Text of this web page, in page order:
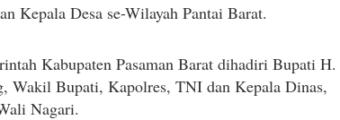
Kepala Desa se-Wilayah Pantai Barat.
Kabupaten Pasaman Barat dihadiri Bupati H.
Wakil Bupati, Kapolres, TNI dan Kepala Dinas,
Nagari.